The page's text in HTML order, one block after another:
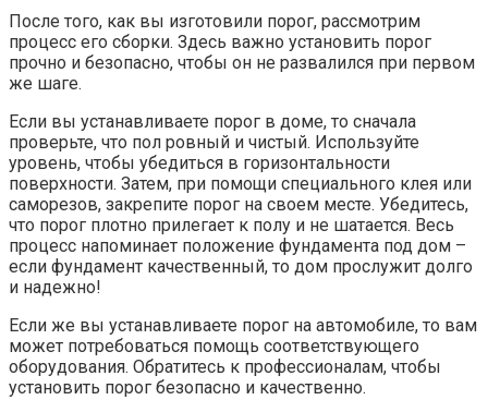
После того, как вы изготовили порог, рассмотрим
процесс его сборки. Здесь важно установить порог
прочно и безопасно, чтобы он не развалился при первом
же шаге.
Если вы устанавливаете порог в доме, то сначала
проверьте, что пол ровный и чистый. Используйте
уровень, чтобы убедиться в горизонтальности
поверхности. Затем, при помощи специального клея или
саморезов, закрепите порог на своем месте. Убедитесь,
что порог плотно прилегает к полу и не шатается. Весь
процесс напоминает положение фундамента под дом –
если фундамент качественный, то дом прослужит долго
и надежно!
Если же вы устанавливаете порог на автомобиле, то вам
может потребоваться помощь соответствующего
оборудования. Обратитесь к профессионалам, чтобы
установить порог безопасно и качественно.